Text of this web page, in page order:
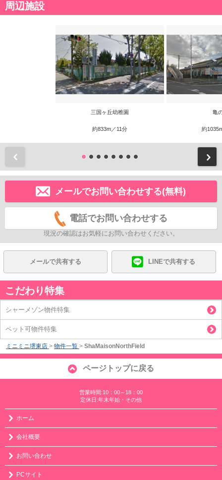
周辺施設
三国ヶ丘幼稚園
約833m／11分
亀
約
メールでお問い合わせする(無料)
電話でお問い合わせする
現況の確認はお気軽にお問い合わせください。
メールで共有する LINEで共有する
こだわり特集
シャーメゾン物件特集
ペット可物件特集
ミニミニ堺東店 > 物件一覧 > ShaMaisonNorthField
ページトップに戻る
営業時間:10：00～18：00
定休日:年末年始・その他
ホーム
会社概要
お問い合わせ
PCサイト